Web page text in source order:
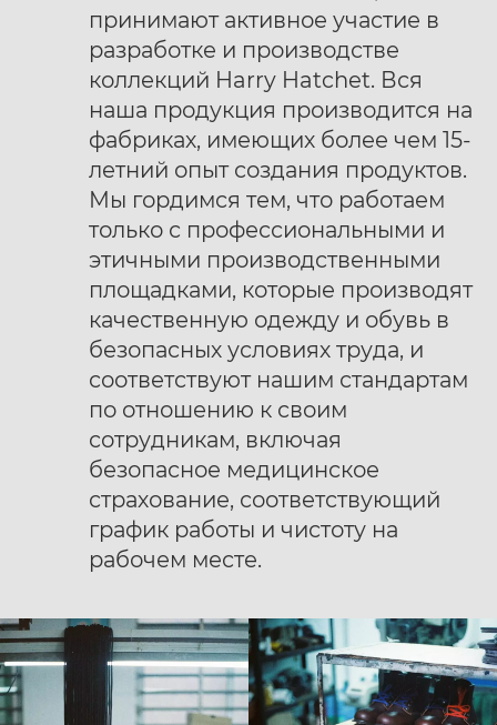
Ботинки муж. Harry
Hatchet Debris mono
black
40 41
42
44 45 46 47
Ботинки муж. Harry
Hatchet Bluff black
40 41
42
43
44 45 46 47
принимают активное участие в
разработке и производстве
коллекций Harry Hatchet. Вся
наша продукция производится на
фабриках, имеющих более чем 15-
летний опыт создания продуктов.
Мы гордимся тем, что работаем
только с профессиональными и
этичными производственными
площадками, которые производят
качественную одежду и обувь в
безопасных условиях труда, и
соответствуют нашим стандартам
по отношению к своим
сотрудникам, включая
безопасное медицинское
страхование, соответствующий
график работы и чистоту на
рабочем месте.